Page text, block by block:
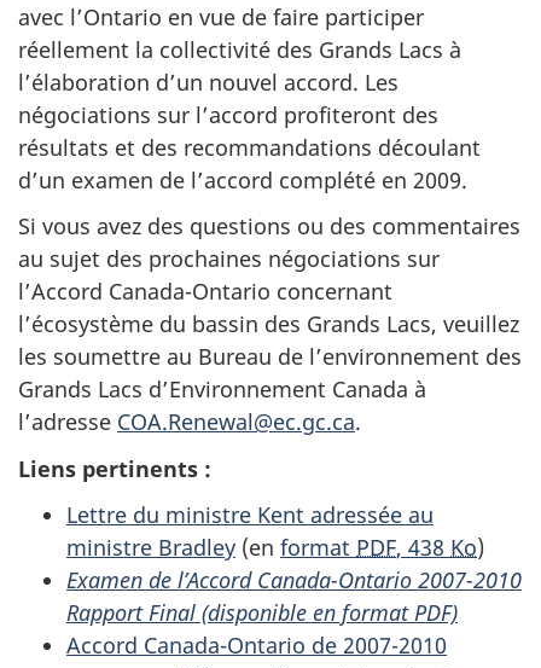
avec l’Ontario en vue de faire participer
réellement la collectivité des Grands Lacs à
l’élaboration d’un nouvel accord. Les
négociations sur l’accord profiteront des
résultats et des recommandations découlant
d’un examen de l’accord complété en 2009.
Si vous avez des questions ou des commentaires
au sujet des prochaines négociations sur
l’Accord Canada-Ontario concernant
l’écosystème du bassin des Grands Lacs, veuillez
les soumettre au Bureau de l’environnement des
Grands Lacs d’Environnement Canada à
l’adresse COA.Renewal@ec.gc.ca.
Liens pertinents :
Lettre du ministre Kent adressée au
ministre Bradley (en format PDF, 438 Ko)
Examen de l’Accord Canada-Ontario 2007-2010
Rapport Final (disponible en format PDF)
Accord Canada-Ontario de 2007-2010